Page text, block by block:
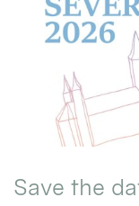
Save the